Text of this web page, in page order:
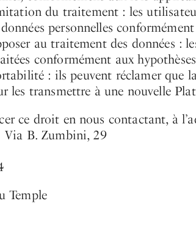
du traitement : les
personnelles
au traitement des données :
conformément aux
: ils peuvent réclamer que
les transmettre à une nouvelle
ce droit en nous contactant, à
B. Zumbini, 29
Temple